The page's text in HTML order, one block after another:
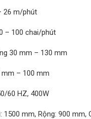
26 m/phút
– 100 chai/phút
30 mm – 130 mm
– 100 mm
60 HZ, 400W
1500 mm, Rộng: 900 mm,